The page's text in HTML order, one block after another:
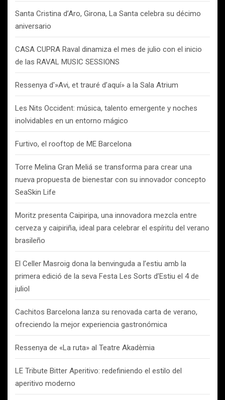
Santa Cristina d’Aro, Girona, La Santa celebra su décimo
aniversario
CASA CUPRA Raval dinamiza el mes de julio con el inicio
de las RAVAL MUSIC SESSIONS
Ressenya d'»Avi, et trauré d’aquí» a la Sala Atrium
Les Nits Occident: música, talento emergente y noches
inolvidables en un entorno mágico
Furtivo, el rooftop de ME Barcelona
Torre Melina Gran Meliá se transforma para crear una
nueva propuesta de bienestar con su innovador concepto
SeaSkin Life
Moritz presenta Caipiripa, una innovadora mezcla entre
cerveza y caipiriña, ideal para celebrar el espíritu del verano
brasileño
El Celler Masroig dona la benvinguda a l’estiu amb la
primera edició de la seva Festa Les Sorts d’Estiu el 4 de
juliol
Cachitos Barcelona lanza su renovada carta de verano,
ofreciendo la mejor experiencia gastronómica
Ressenya de «La ruta» al Teatre Akadèmia
LE Tribute Bitter Aperitivo: redefiniendo el estilo del
aperitivo moderno